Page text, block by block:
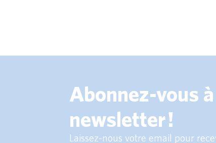
Abonnez-vous
newsletter !
Laissez-nous votre email pour